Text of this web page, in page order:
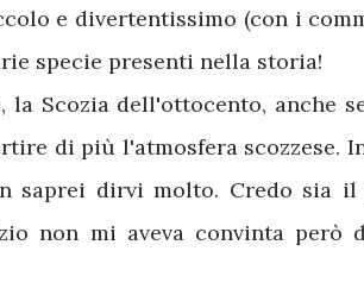
e divertentissimo (con i
specie presenti nella storia!
la Scozia dell'ottocento, anche
di più l'atmosfera scozzese.
saprei dirvi molto. Credo sia
non mi aveva convinta però